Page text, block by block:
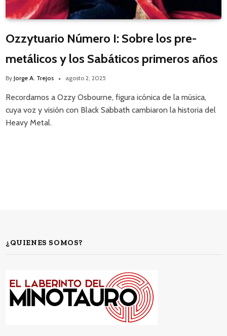
Ozzytuario Número I: Sobre los pre-
metálicos y los Sabáticos primeros años
By Jorge A. Trejos agosto 2, 2025
Recordamos a Ozzy Osbourne, figura icónica de la música,
cuya voz y visión con Black Sabbath cambiaron la historia del
Heavy Metal.
¿QUIENES SOMOS?